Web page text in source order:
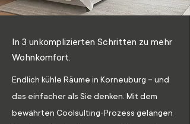
In 3 unkomplizierten Schritten zu mehr
Wohnkomfort.
Endlich kühle Räume in Korneuburg – und
das einfacher als Sie denken. Mit dem
bewährten Coolsulting-Prozess gelangen